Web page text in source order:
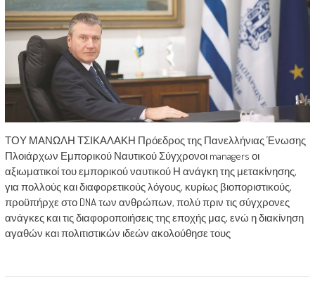
ΤΟΥ ΜΑΝΩΛΗ ΤΣΙΚΑΛΑΚΗ Πρόεδρος της Πανελλήνιας Ένωσης
Πλοιάρχων Εμπορικού Ναυτικού Σύγχρονοι managers οι
αξιωματικοί του εμπορικού ναυτικού Η ανάγκη της μετακίνησης,
για πολλούς και διαφορετικούς λόγους, κυρίως βιοποριστικούς,
προϋπήρχε στο DNA των ανθρώπων, πολύ πριν τις σύγχρονες
ανάγκες και τις διαφοροποιήσεις της εποχής μας, ενώ η διακίνηση
αγαθών και πολιτιστικών ιδεών ακολούθησε τους